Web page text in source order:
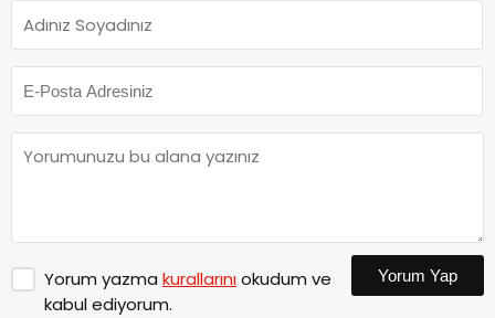
Yorum yazma kurallarınıokudum ve
kabul ediyorum.
Yorum Yap